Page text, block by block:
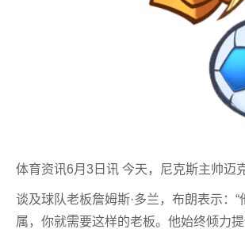
体育资讯6月3日讯 今天，尼克斯主帅迈
谈及球队老板詹姆斯·多兰，布朗表示：
属，你就需要这样的老板。他始终倾力